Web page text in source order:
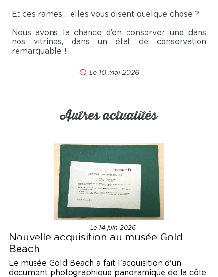
Et ces rames… elles vous disent quelque chose ?
Nous avons la chance d’en conserver une dans
nos vitrines, dans un état de conservation
remarquable !
Le 10 mai 2026
Autres actualités
Nouvelle acquisition au musée Gold
Beach
Le 14 juin 2026
Le musée Gold Beach a fait l'acquisition d'un
document photographique panoramique de la côte